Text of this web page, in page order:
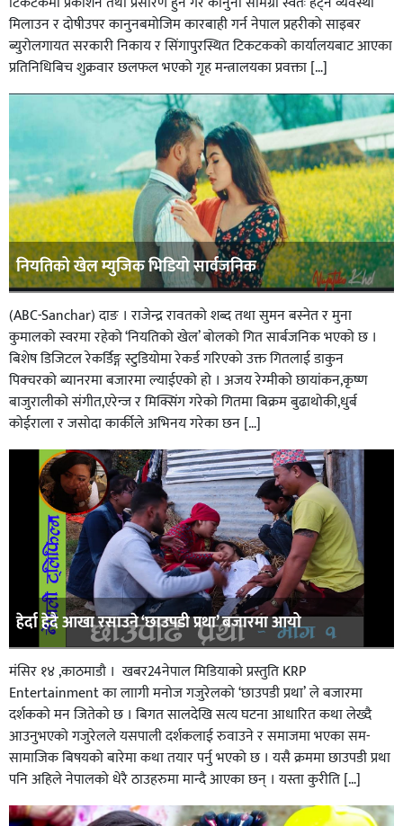
मिलाउन र दोषीउपर कानुनबमोजिम कारबाही गर्न नेपाल प्रहरीको साइबर
ब्युरोलगायत सरकारी निकाय र सिंगापुरस्थित टिकटकको कार्यालयबाट आएका
प्रतिनिधिबिच शुक्रवार छलफल भएको गृह मन्त्रालयका प्रवक्ता […]
नियतिको खेल म्युजिक भिडियो सार्वजनिक
(ABC-Sanchar) दाङ । राजेन्द्र रावतको शब्द तथा सुमन बस्नेत र मुना
कुमालको स्वरमा रहेको ‘नियतिको खेल’ बोलको गित सार्बजनिक भएको छ ।
बिशेष डिजिटल रेकर्डिङ्ग स्टुडियोमा रेकर्ड गरिएको उक्त गितलाई डाकुन
पिक्चरको ब्यानरमा बजारमा ल्याईएको हो । अजय रेग्मीको छायांकन,कृष्ण
बाजुरालीको संगीत,एरेन्ज र मिक्सिंग गरेको गितमा बिक्रम बुढाथोकी,धुर्ब
कोईराला र जसोदा कार्कीले अभिनय गरेका छन […]
हेर्दा हेदै आखा रसाउने ‘छाउपडी प्रथा’ बजारमा आयो
मंसिर १४ ,काठमाडौ । खबर24नेपाल मिडियाको प्रस्तुति KRP
Entertainment का लाागी मनोज गजुरेलको ‘छाउपडी प्रथा’ ले बजारमा
दर्शकको मन जितेको छ । बिगत सालदेखि सत्य घटना आधारित कथा लेख्दै
आउनुभएको गजुरेलले यसपाली दर्शकलाई रुवाउने र समाजमा भएका सम-
सामाजिक बिषयको बारेमा कथा तयार पर्नु भएको छ । यसै क्रममा छाउपडी प्रथा
पनि अहिले नेपालको धेरै ठाउहरुमा मान्दै आएका छन् । यस्ता कुरीति […]